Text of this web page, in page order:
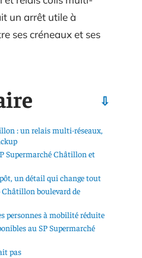
un arrêt utile à
ses créneaux et ses
: un relais multi-réseaux,
Supermarché Châtillon et
un détail qui change tout
Châtillon boulevard de
personnes à mobilité réduite
au SP Supermarché
pas